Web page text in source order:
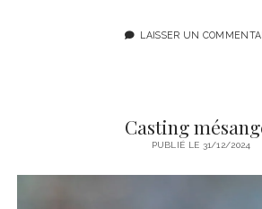
LAISSER UN
Casting
PUBLIÉ LE 31/12/2024